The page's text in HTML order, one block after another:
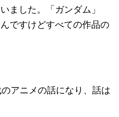
ました。「ガンダム」
ですけどすべての作品の
アニメの話になり、話は